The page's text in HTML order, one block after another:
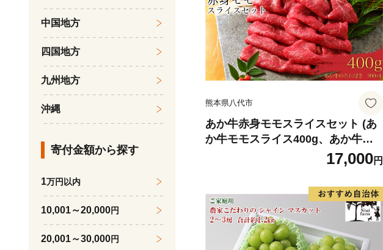
熊本県八代市
あか牛赤身モモスライスセット (あ
か牛モモスライス400g、あか牛の
17,000円
中国地方
四国地方
九州地方
沖縄
寄付金額から探す
1万円以内
10,001～20,000円
20,001～30,000円